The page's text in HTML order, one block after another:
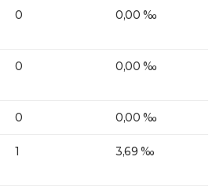
0 0,00 ‰
0 0,00 ‰
0 0,00 ‰
1 3,69 ‰